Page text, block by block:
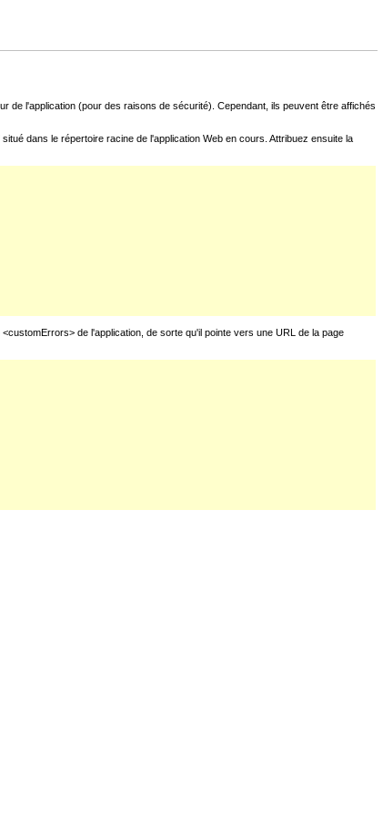
de l'application (pour des raisons de sécurité). Cependant, ils peuvent être affichés
dans le répertoire racine de l'application Web en cours. Attribuez ensuite la
de l'application, de sorte qu'il pointe vers une URL de la page